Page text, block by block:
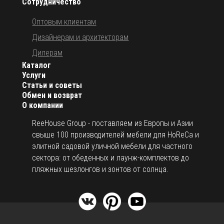
О компании
ReeHouse Group - поставляем из Европы и Азии
свыше 100 производителей мебели для HoReCa и
элитной садовой уличной мебели для частного
сектора: от обеденных и лаунж-комплектов до
пляжных шезлонгов и зонтов от солнца.
Каталог
Услуги
Статьи и советы
Обмен и возврат
Оптовым клиентам
Дизайнерам и архитекторам
Дилерам